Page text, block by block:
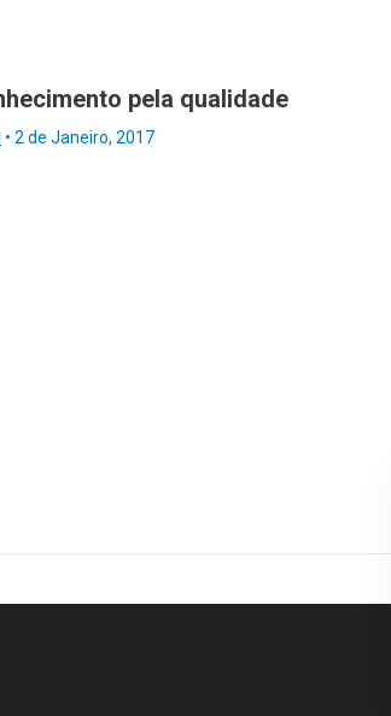
pela qualidade
• 2 de Janeiro, 2017